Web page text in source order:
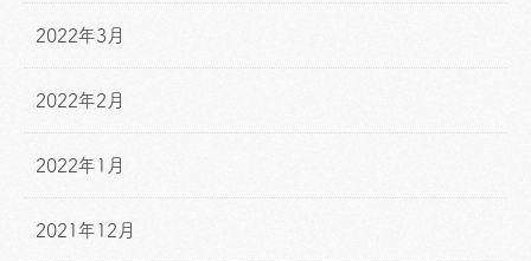
2022年3月
2022年2月
2022年1月
2021年12月